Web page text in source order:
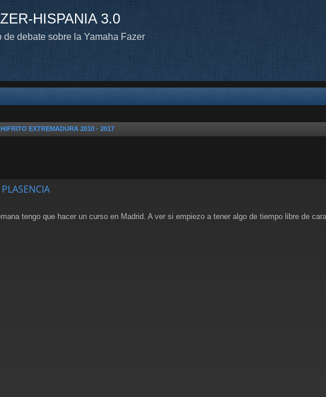
HISPANIA 3.0
de debate sobre la Yamaha Fazer
EXTREMADURA 2010 - 2017
tengo que hacer un curso en Madrid. A ver si empiezo a tener algo de tiempo libre de